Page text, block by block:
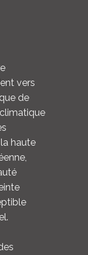
vers
de
haute